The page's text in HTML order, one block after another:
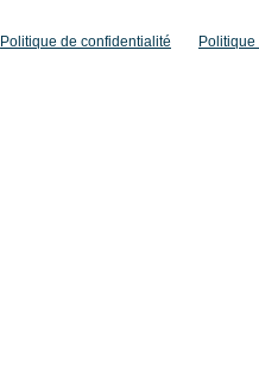
Politique de confidentialité Politique